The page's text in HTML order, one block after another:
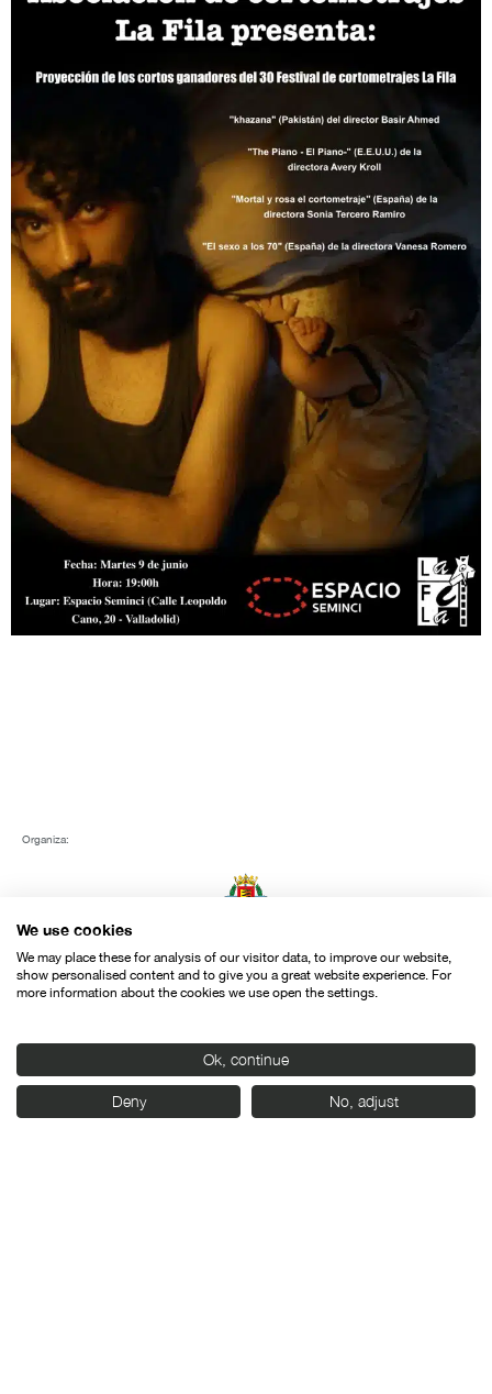
Organiza:
We use cookies
We may place these for analysis of our visitor data, to improve our website,
show personalised content and to give you a great website experience. For
more information about the cookies we use open the settings.
Ok, continue
Deny No, adjust